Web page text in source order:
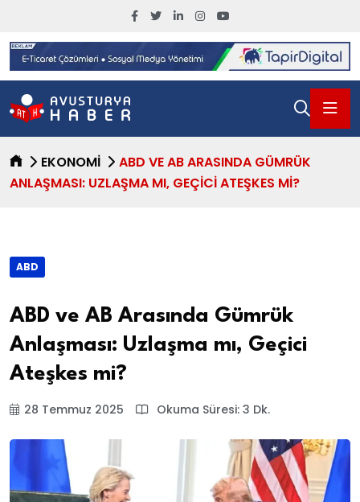
EKONOMI
ABD VE AB ARASINDA GÜMRÜK
ANLAŞMASI: UZLAŞMA MI, GEÇICI ATEŞKES MI?
ABD
ABD ve AB Arasında Gümrük
Anlaşması: Uzlaşma mı, Geçici
Ateşkes mi?
28 Temmuz 2025 Okuma Süresi: 3 Dk.